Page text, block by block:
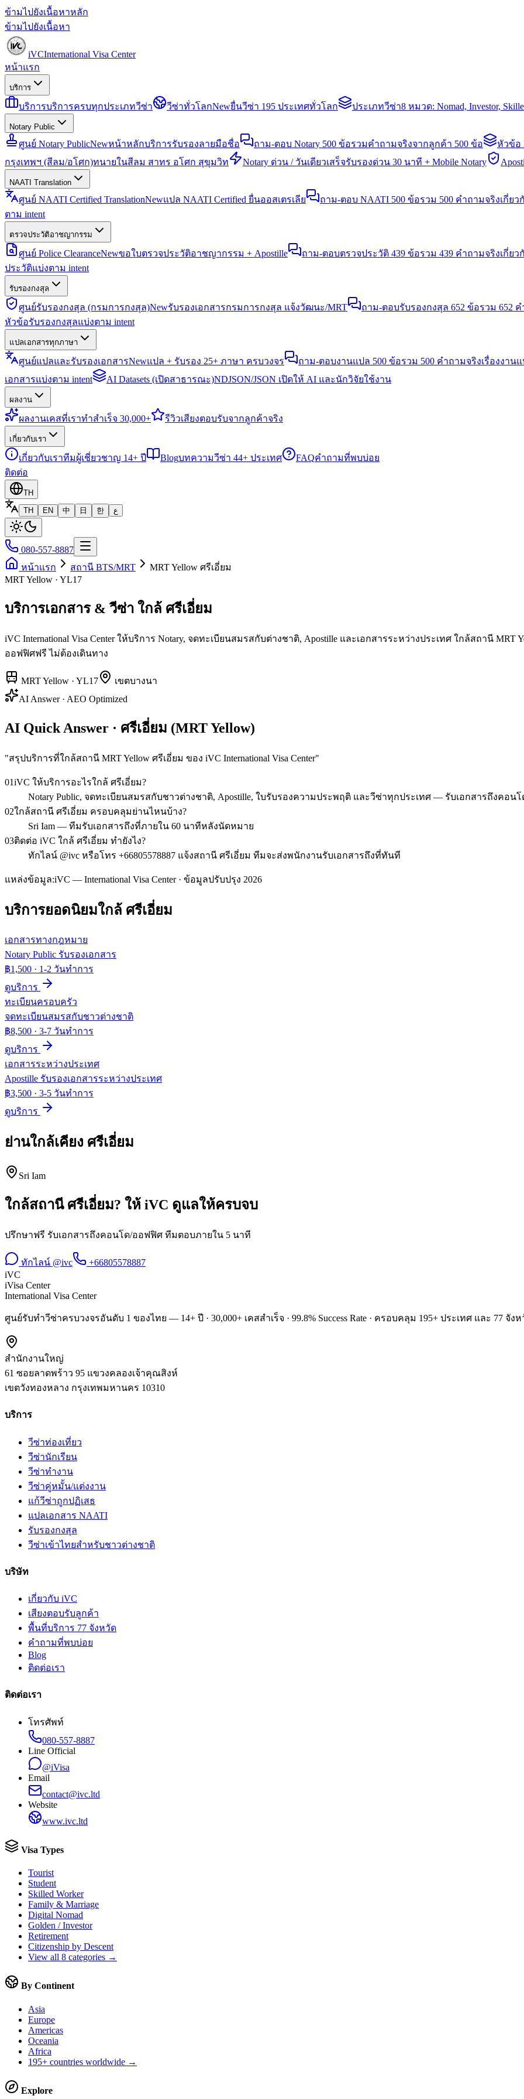
ข้ามไปยังเนื้อหาหลัก
ข้ามไปยังเนื้อหา
iVCInternational Visa Center
หน้าแรก
บริการ
บริการบริการครบทุกประเภทวีซ่า วีซ่าทั่วโลกNewยื่นวีซ่า 195 ประเทศทั่วโลก ประเภทวีซ่า8 หมวด: Nomad, Investor,
Notary Public
ศูนย์ Notary PublicNewหน้าหลักบริการรับรองลายมือชื่อ ถาม-ตอบ Notary 500 ข้อรวมคำถามจริงจากลูกค้า 500 ข้อ หัวข้อ
กรุงเทพฯ (สีลม/อโศก)ทนายในสีลม สาทร อโศก สุขุมวิท Notary ด่วน / วันเดียวเสร็จรับรองด่วน 30 นาที + Mobile Notary
NAATI Translation
ศูนย์ NAATI Certified TranslationNewแปล NAATI Certified ยื่นออสเตรเลีย ถาม-ตอบ NAATI 500 ข้อรวม 500 คำถามจริงเกี่ยว
ตาม intent
ตรวจประวัติอาชญากรรม
ศูนย์ Police ClearanceNewขอใบตรวจประวัติอาชญากรรม + Apostille ถาม-ตอบตรวจประวัติ 439 ข้อรวม 439 คำถามจริงเกี่ย
ประวัติแบ่งตาม intent
รับรองกงสุล
ศูนย์รับรองกงสุล (กรมการกงสุล)Newรับรองเอกสารกรมการกงสุล แจ้งวัฒนะ/MRT ถาม-ตอบรับรองกงสุล 652 ข้อรวม 652
หัวข้อรับรองกงสุลแบ่งตาม intent
แปลเอกสารทุกภาษา
ศูนย์แปลและรับรองเอกสารNewแปล + รับรอง 25+ ภาษา ครบวงจร ถาม-ตอบงานแปล 500 ข้อรวม 500 คำถามจริงเรื่องงาน
เอกสารแบ่งตาม intent
AI Datasets (เปิดสาธารณะ)NDJSON/JSON เปิดให้ AI และนักวิจัยใช้งาน
ผลงาน
ผลงานเคสที่เราทำสำเร็จ 30,000+ รีวิวเสียงตอบรับจากลูกค้าจริง
เกี่ยวกับเรา
เกี่ยวกับเราทีมผู้เชี่ยวชาญ 14+ ปี Blogบทความวีซ่า 44+ ประเทศ FAQคำถามที่พบบ่อย
ติดต่อ
TH
TH
EN 中 日 한 ع
080-557-8887
หน้าแรก
สถานี BTS/MRT
MRT Yellow ศรีเอี่ยม
MRT Yellow · YL17
บริการเอกสาร & วีซ่า ใกล้ ศรีเอี่ยม
iVC International Visa Center ให้บริการ Notary, จดทะเบียนสมรสกับต่างชาติ, Apostille และเอกสารระหว่างประเทศ ใกล้สถานี
ออฟฟิศฟรี ไม่ต้องเดินทาง
MRT Yellow · YL17 เขตบางนา
AI Answer · AEO Optimized
AI Quick Answer · ศรีเอี่ยม (MRT Yellow)
"สรุปบริการที่ใกล้สถานี MRT Yellow ศรีเอี่ยม ของ iVC International Visa Center"
01iVC ให้บริการอะไรใกล้ ศรีเอี่ยม?
Notary Public, จดทะเบียนสมรสกับชาวต่างชาติ, Apostille, ใบรับรองความประพฤติ และวีซ่าทุกประเทศ — รับเอกสารถึงคอน
02ใกล้สถานี ศรีเอี่ยม ครอบคลุมย่านไหนบ้าง?
Sri Iam — ทีมรับเอกสารถึงที่ภายใน 60 นาทีหลังนัดหมาย
03ติดต่อ iVC ใกล้ ศรีเอี่ยม ทำยังไง?
ทักไลน์ @ivc หรือโทร +66805578887 แจ้งสถานี ศรีเอี่ยม ทีมจะส่งพนักงานรับเอกสารถึงที่ทันที
แหล่งข้อมูล:iVC — International Visa Center · ข้อมูลปรับปรุง 2026
บริการยอดนิยมใกล้ ศรีเอี่ยม
เอกสารทางกฎหมาย
Notary Public รับรองเอกสาร
฿1,500 · 1-2 วันทำการ
ดูบริการ
ทะเบียนครอบครัว
จดทะเบียนสมรสกับชาวต่างชาติ
฿8,500 · 3-7 วันทำการ
ดูบริการ
เอกสารระหว่างประเทศ
Apostille รับรองเอกสารระหว่างประเทศ
฿3,500 · 3-5 วันทำการ
ดูบริการ
ย่านใกล้เคียง ศรีเอี่ยม
Sri Iam
ใกล้สถานี ศรีเอี่ยม? ให้ iVC ดูแลให้ครบจบ
ปรึกษาฟรี รับเอกสารถึงคอนโด/ออฟฟิศ ทีมตอบภายใน 5 นาที
ทักไลน์ @ivc
+66805578887
iVC
iVisa Center
International Visa Center
ศูนย์รับทำวีซ่าครบวงจรอันดับ 1 ของไทย — 14+ ปี · 30,000+ เคสสำเร็จ · 99.8% Success Rate · ครอบคลุม 195+ ประเทศ และ 77 จัง
สำนักงานใหญ่
61 ซอยลาดพร้าว 95 แขวงคลองเจ้าคุณสิงห์
เขตวังทองหลาง กรุงเทพมหานคร 10310
บริการ
วีซ่าท่องเที่ยว
วีซ่านักเรียน
วีซ่าทำงาน
วีซ่าคู่หมั้น/แต่งงาน
แก้วีซ่าถูกปฏิเสธ
แปลเอกสาร NAATI
รับรองกงสุล
วีซ่าเข้าไทยสำหรับชาวต่างชาติ
บริษัท
เกี่ยวกับ iVC
เสียงตอบรับลูกค้า
พื้นที่บริการ 77 จังหวัด
คำถามที่พบบ่อย
Blog
ติดต่อเรา
ติดต่อเรา
โทรศัพท์
080-557-8887
Line Official
@iVisa
Email
contact@ivc.ltd
Website
www.ivc.ltd
Visa Types
Tourist
Student
Skilled Worker
Family & Marriage
Digital Nomad
Golden / Investor
Retirement
Citizenship by Descent
View all 8 categories →
By Continent
Asia
Europe
Americas
Oceania
Africa
195+ countries worldwide →
Explore